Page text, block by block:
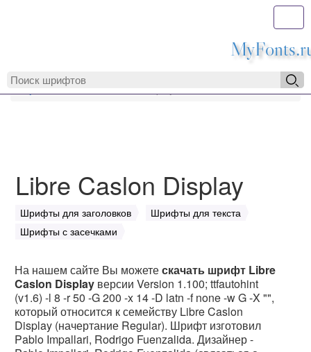
MyFonts.ru
Libre Caslon Display
Шрифты для заголовков
Шрифты для текста
Шрифты с засечками
На нашем сайте Вы можетескачать шрифт Libre
Caslon Display версии Version 1.100; ttfautohint
(v1.6) -l 8 -r 50 -G 200 -x 14 -D latn -f none -w G -X "",
который относится к семейству Libre Caslon
Display (начертание Regular). Шрифт изготовил
Pablo Impallari, Rodrigo Fuenzalida. Дизайнер -